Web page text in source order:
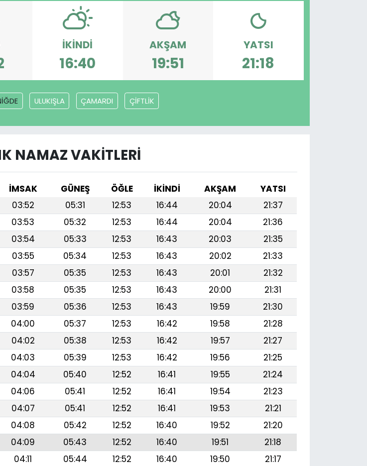
İKINDI
16:40
AKŞAM
19:51
YATSI
21:18
ULUKIŞLA ÇAMARDI ÇİFTLİK
NAMAZ VAKITLERI
İMSAK GÜNEŞ ÖĞLE İKINDI AKŞAM
YATSI
03:52 05:31 12:53 16:44 20:04
21:37
03:53 05:32 12:53 16:44 20:04
21:36
03:54 05:33 12:53 16:43 20:03
21:35
03:55 05:34 12:53 16:43 20:02
21:33
03:57 05:35 12:53 16:43 20:01
21:32
03:58 05:35 12:53 16:43 20:00
21:31
03:59 05:36 12:53 16:43 19:59
21:30
04:00 05:37 12:53 16:42 19:58
21:28
04:02 05:38 12:53 16:42 19:57
21:27
04:03 05:39 12:53 16:42 19:56
21:25
04:04 05:40 12:52 16:41 19:55
21:24
04:06 05:41 12:52 16:41 19:54
21:23
04:07 05:41 12:52 16:41 19:53
21:21
04:08 05:42 12:52 16:40 19:52
21:20
04:09 05:43 12:52 16:40 19:51
21:18
04:11 05:44 12:52 16:40 19:50
21:17